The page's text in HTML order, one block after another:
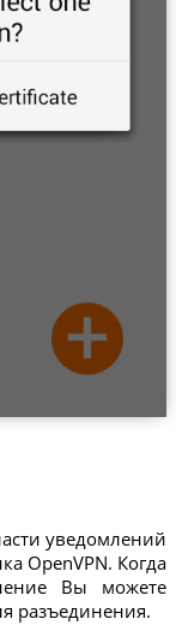
уведомлений
OpenVPN. Когда
Вы можете
разъединения.